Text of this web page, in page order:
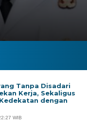
Tanpa Disadari
Kerja, Sekaligus
dengan
WIB